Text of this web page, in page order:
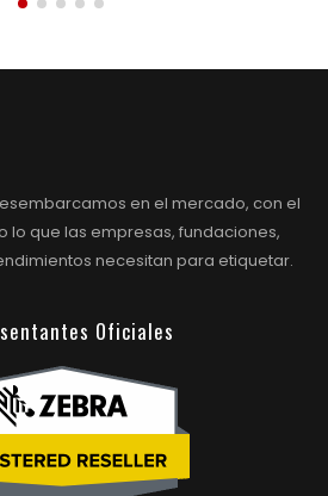
en el mercado, con el
que las empresas, fundaciones,
necesitan para etiquetar.
Oficiales